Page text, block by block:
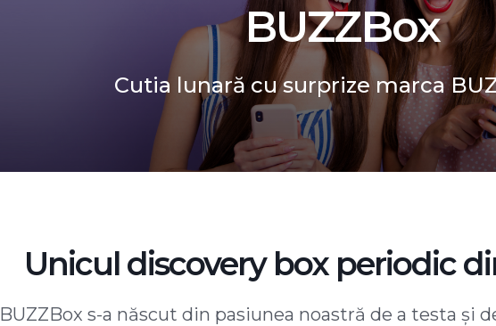
BUZZBox
Cutia lunară cu surprize marca
Unicul discovery box periodic
BUZZBox s-a născut din pasiunea noastră de a testa și